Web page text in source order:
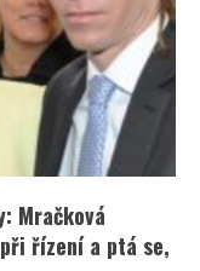
Mračková
řízení a ptá se,